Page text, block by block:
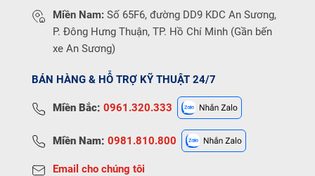
Miền Nam: Số 65F6, đường DD9 KDC An Sương,
P. Đông Hưng Thuận, TP. Hồ Chí Minh (Gần bến
xe An Sương)
BÁN HÀNG & HỖ TRỢ KỸ THUẬT 24/7
Miền Bắc: 0961.320.333
Miền Nam: 0981.810.800
Email cho chúng tôi